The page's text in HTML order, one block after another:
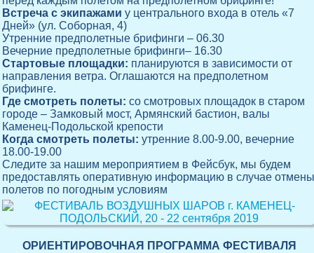
Встреча с экипажами у центрального входа в отель «7
Дней» (ул. Соборная, 4)
Утренние предполетные брифинги – 06.30
Вечерние предполетные брифинги– 16.30
Стартовые площадки: планируются в зависимости от
направления ветра. Оглашаются на предполетном
брифинге.
Где смотреть полеты: со смотровых площадок в старом
городе – Замковый мост, Армянский бастион, валы
Каменец-Подольской крепости
Когда смотреть полеты: утренние 8.00-9.00, вечерние
18.00-19.00
Следите за нашим мероприятием в Фейсбук, мы будем
предоставлять оперативную информацию в случае отмены
полетов по погодным условиям
ОРИЕНТИРОВОЧНАЯ ПРОГРАММА ФЕСТИВАЛЯ